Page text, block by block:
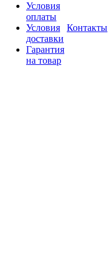
Условия
оплаты
Условия
доставки
Гарантия
на товар
Контакты